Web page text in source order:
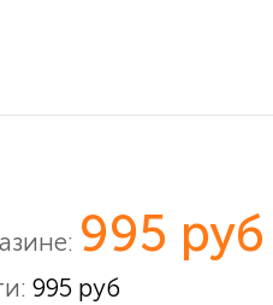
995 руб
995 руб